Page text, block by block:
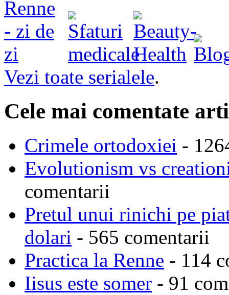
Vezi toate serialele.
Cele mai comentate
Crimele ortodoxiei -
Evolutionism vs
comentarii
Pretul unui rinichi pe
dolari - 565 comentarii
Practica la Renne - 114
Iisus este somer - 91